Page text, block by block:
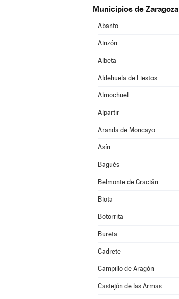
Municipios de Zaragoza
Abanto
Ainzón
Albeta
Aldehuela de Liestos
Almochuel
Alpartir
Aranda de Moncayo
Asín
Bagüés
Belmonte de Gracián
Biota
Botorrita
Bureta
Cadrete
Campillo de Aragón
Castejón de las Armas